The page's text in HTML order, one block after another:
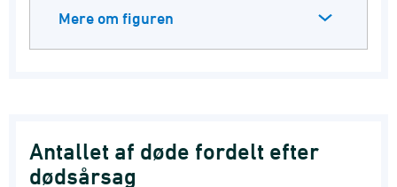
Mere om figuren
Antallet af døde fordelt efter
dødsårsag